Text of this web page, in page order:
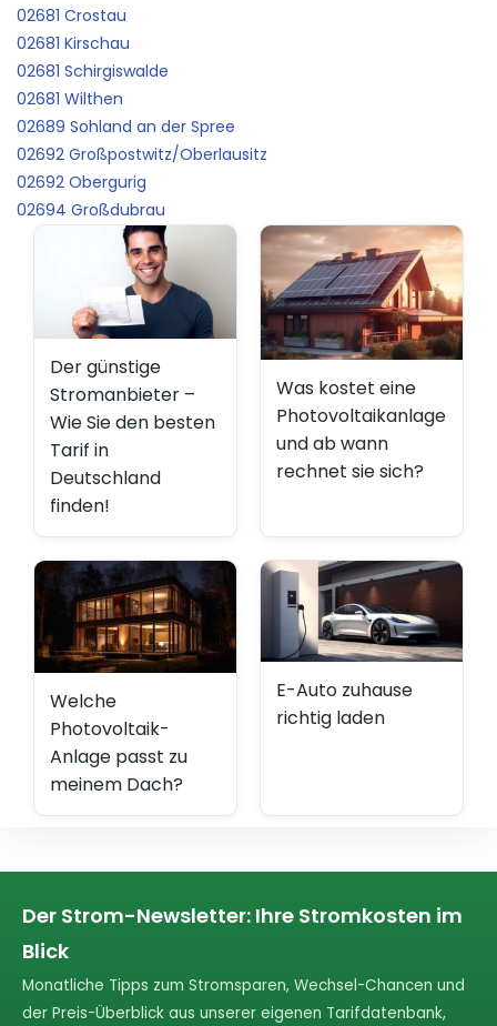
02681 Crostau
02681 Kirschau
02681 Schirgiswalde
02681 Wilthen
02689 Sohland an der Spree
02692 Großpostwitz/Oberlausitz
02692 Obergurig
02694 Großdubrau
Der günstige
Stromanbieter –
Wie Sie den besten
Tarif in
Deutschland
finden!
Was kostet eine
Photovoltaikanlage
und ab wann
rechnet sie sich?
Welche
Photovoltaik-
Anlage passt zu
meinem Dach?
E-Auto zuhause
richtig laden
Der Strom-Newsletter: Ihre Stromkosten im
Blick
Monatliche Tipps zum Stromsparen, Wechsel-Chancen und
der Preis-Überblick aus unserer eigenen Tarifdatenbank,